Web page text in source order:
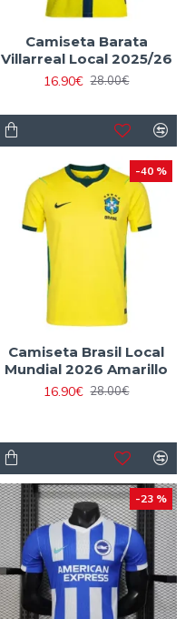
Camiseta Barata
Villarreal Local 2025/26
16.90€ 28.00€
-40 %
Camiseta Brasil Local
Mundial 2026 Amarillo
16.90€ 28.00€
-23 %